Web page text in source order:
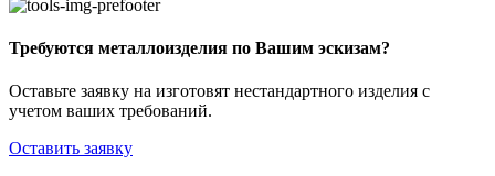
Требуются металлоизделия по Вашим эскизам?
Оставьте заявку на изготовят нестандартного изделия с
учетом ваших требований.
Оставить заявку